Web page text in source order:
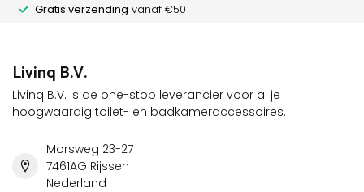
Gratis verzending vanaf €50
Livinq B.V.
Livinq B.V. is de one-stop leverancier voor al je
hoogwaardig toilet- en badkameraccessoires.
Morsweg 23-27
7461AG Rijssen
Nederland